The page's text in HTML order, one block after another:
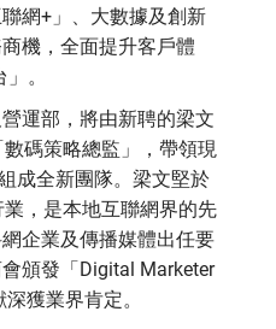
網+」、大數據及創新
機，全面提升客戶體
。
運部，將由新聘的梁文
碼策略總監」，帶領現
成全新團隊。梁文堅於
，是本地互聯網界的先
企業及傳播媒體出任要
頒發「Digital Marketer
獲業界肯定。